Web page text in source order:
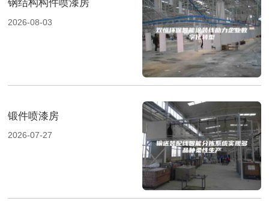
钢结构构件喷漆房
2026-08-03
锻件喷漆房
2026-07-27